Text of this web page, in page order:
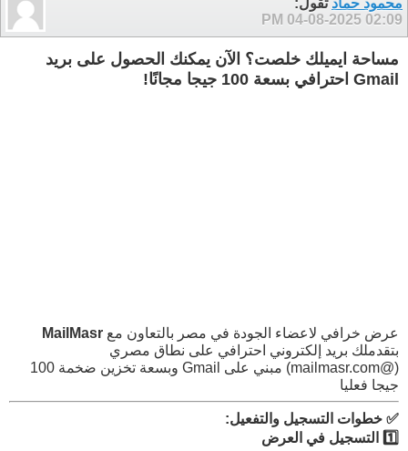
04-08-2025 02:09 PM
مساحة ايميلك خلصت؟ الآن يمكنك الحصول على بريد
Gmail احترافي بسعة 100 جيجا مجانًا!
عرض خرافي لاعضاء الجودة في مصر بالتعاون مع MailMasr
بتقدملك بريد إلكتروني احترافي على نطاق مصري
(@mailmasr.com) مبني على Gmail وبسعة تخزين ضخمة 100
جيجا فعليا
✅ خطوات التسجيل والتفعيل:
1️⃣ التسجيل في العرض